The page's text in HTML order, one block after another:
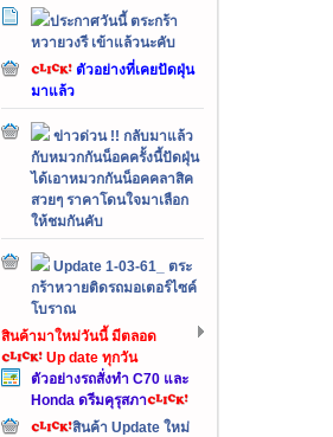
ประกาศวันนี้ ตระกร้า
หวายวงรี เข้าแล้วนะคับ
ตัวอย่างที่เคยปัดฝุ่น
มาแล้ว
ข่าวด่วน !! กลับมาแล้ว
กับหมวกกันน็อคครั้งนี้ปัดฝุ่น
ได้เอาหมวกกันน็อคคลาสิค
สวยๆ ราคาโดนใจมาเลือก
ให้ชมกันคับ
Update 1-03-61_ ตระ
กร้าหวายติดรถมอเตอร์ไซค์
โบราณ
สินค้ามาใหม่วันนี้ มีตลอด
Up date ทุกวัน
ตัวอย่างรถสั่งทำ C70 และ
Honda ดรีมคุรุสภา
สินค้า Update ใหม่